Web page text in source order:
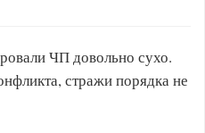
ЧП довольно сухо.
стражи порядка не